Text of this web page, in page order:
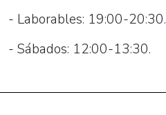
- Laborables: 19:00-20:30.
- Sábados: 12:00-13:30.